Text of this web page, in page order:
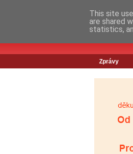
Zprávy
This site
are shared
statistics,